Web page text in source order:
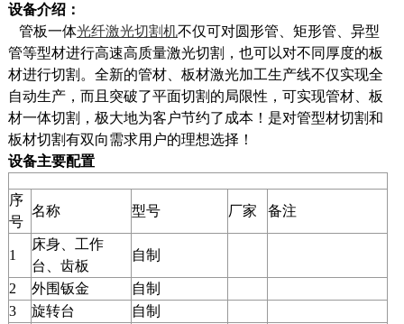
设备介绍：
管板一体光纤激光切割机不仅可对圆形管、矩形管、异型
管等型材进行高速高质量激光切割，也可以对不同厚度的板
材进行切割。全新的管材、板材激光加工生产线不仅实现全
自动生产，而且突破了平面切割的局限性，可实现管材、板
材一体切割，极大地为客户节约了成本！是对管型材切割和
板材切割有双向需求用户的理想选择！
设备主要配置
序
号
名称 型号 厂家 备注
1
床身、工作
台、齿板
自制
2 外围钣金
自制
3
旋转台 自制